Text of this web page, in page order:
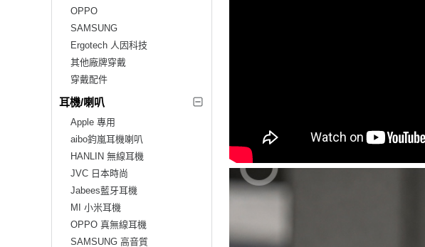
OPPO
SAMSUNG
Ergotech 人因科技
其他廠牌穿戴
穿戴配件
耳機/喇叭
Apple 專用
aibo鈞嵐耳機喇叭
HANLIN 無線耳機
JVC 日本時尚
Jabees藍牙耳機
MI 小米耳機
OPPO 真無線耳機
SAMSUNG 高音質